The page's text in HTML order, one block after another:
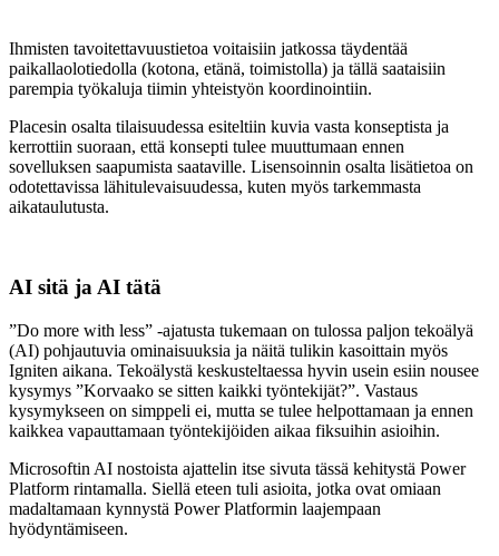
Ihmisten tavoitettavuustietoa voitaisiin jatkossa täydentää
paikallaolotiedolla (kotona, etänä, toimistolla) ja tällä saataisiin
parempia työkaluja tiimin yhteistyön koordinointiin.
Placesin osalta tilaisuudessa esiteltiin kuvia vasta konseptista ja
kerrottiin suoraan, että konsepti tulee muuttumaan ennen
sovelluksen saapumista saataville. Lisensoinnin osalta lisätietoa on
odotettavissa lähitulevaisuudessa, kuten myös tarkemmasta
aikataulutusta.
AI sitä ja AI tätä
”Do more with less” -ajatusta tukemaan on tulossa paljon tekoälyä
(AI) pohjautuvia ominaisuuksia ja näitä tulikin kasoittain myös
Igniten aikana. Tekoälystä keskusteltaessa hyvin usein esiin nousee
kysymys ”Korvaako se sitten kaikki työntekijät?”. Vastaus
kysymykseen on simppeli ei, mutta se tulee helpottamaan ja ennen
kaikkea vapauttamaan työntekijöiden aikaa fiksuihin asioihin.
Microsoftin AI nostoista ajattelin itse sivuta tässä kehitystä Power
Platform rintamalla. Siellä eteen tuli asioita, jotka ovat omiaan
madaltamaan kynnystä Power Platformin laajempaan
hyödyntämiseen.